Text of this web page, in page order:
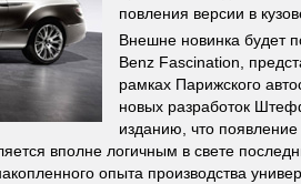
повления версии в
Внешне новинка будет
Benz Fascination,
рамках Парижского
новых разработок
изданию, что появление
вполне логичным в свете
опыта производства